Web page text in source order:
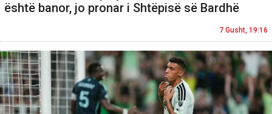
është banor, jo pronar i Shtëpisë së Bardhë
7 Gusht, 19:16